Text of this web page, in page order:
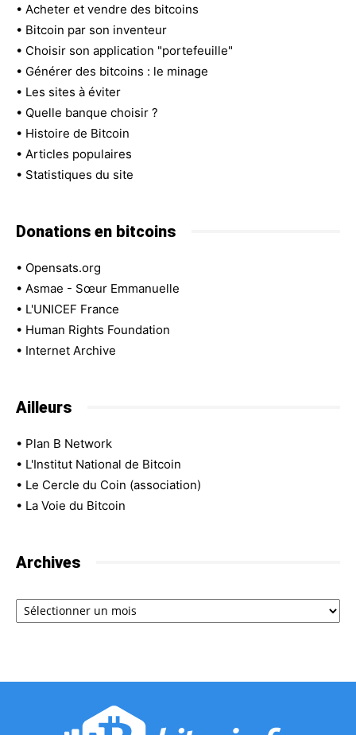
• Acheter et vendre des bitcoins
• Bitcoin par son inventeur
• Choisir son application "portefeuille"
• Générer des bitcoins : le minage
• Les sites à éviter
• Quelle banque choisir ?
• Histoire de Bitcoin
• Articles populaires
• Statistiques du site
Donations en bitcoins
• Opensats.org
• Asmae - Sœur Emmanuelle
• L'UNICEF France
• Human Rights Foundation
• Internet Archive
Ailleurs
• Plan B Network
• L'Institut National de Bitcoin
• Le Cercle du Coin (association)
• La Voie du Bitcoin
Archives
Archives